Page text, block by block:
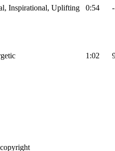
Inspirational, Uplifting 0:54 -
1:02